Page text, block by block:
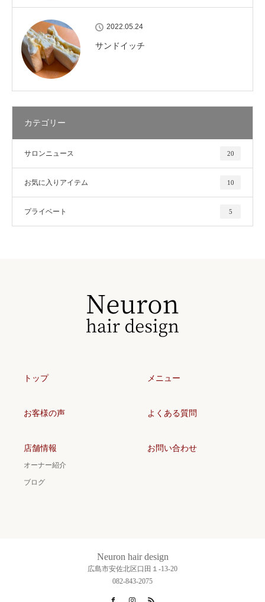
2022.05.24
サンドイッチ
カテゴリー
サロンニュース 20
お気に入りアイテム 10
プライベート 5
トップ メニュー
お客様の声 よくある質問
店舗情報
オーナー紹介
ブログ
お問い合わせ
Neuron hair design
広島市安佐北区口田１-13-20
082-843-2075
FacebookInstagram